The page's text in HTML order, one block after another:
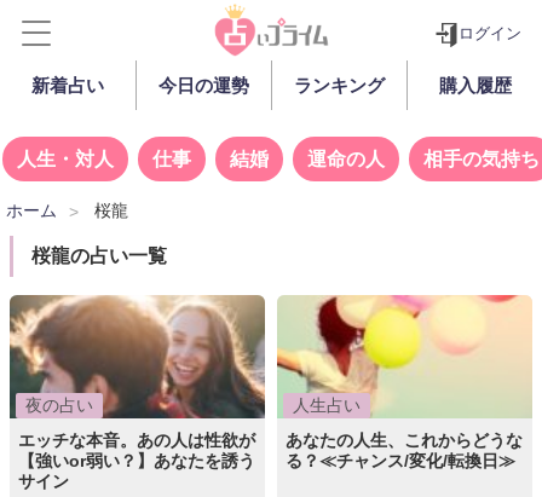
ログイン
新着占い 今日の運勢 ランキング 購入履歴
人生・対人 仕事 結婚 運命の人 相手の気持ち
ホーム 桜龍
桜龍の占い一覧
夜の占い
エッチな本音。あの人は性欲が
【強いor弱い？】あなたを誘う
サイン
人生占い
あなたの人生、これからどうな
る？≪チャンス/変化/転換日≫